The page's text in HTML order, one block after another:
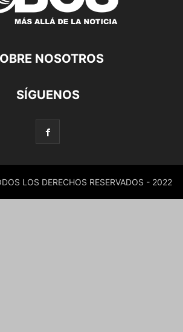
NOSOTROS
SÍGUENOS
LOS DERECHOS RESERVADOS - 2022